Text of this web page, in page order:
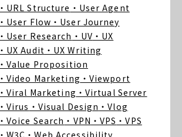
・URL Structure ・User Agent
・User Flow ・User Journey
・User Research ・UV ・UX
・UX Audit ・UX Writing
・Value Proposition
・Video Marketing ・Viewport
・Viral Marketing ・Virtual Server
・Virus ・Visual Design ・Vlog
・Voice Search ・VPN ・VPS ・VPS
・W3C ・Web Accessibility